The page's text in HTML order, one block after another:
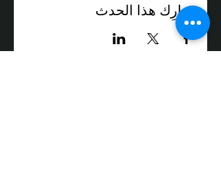
شارِك هذا الحدث